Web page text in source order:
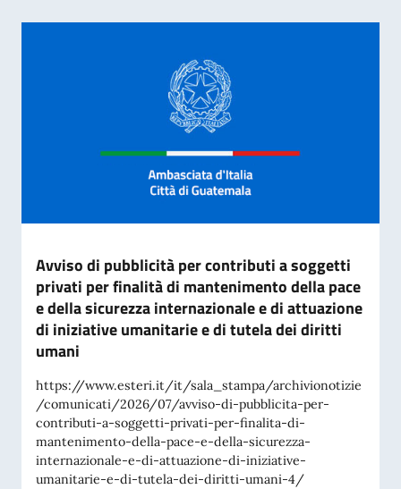
Avviso di pubblicità per contributi a soggetti
privati per finalità di mantenimento della pace
e della sicurezza internazionale e di attuazione
di iniziative umanitarie e di tutela dei diritti
umani
https://www.esteri.it/it/sala_stampa/archivionotizie
/comunicati/2026/07/avviso-di-pubblicita-per-
contributi-a-soggetti-privati-per-finalita-di-
mantenimento-della-pace-e-della-sicurezza-
internazionale-e-di-attuazione-di-iniziative-
umanitarie-e-di-tutela-dei-diritti-umani-4/